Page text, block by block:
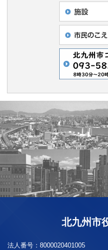
北九州市
法人番号： 8000020401005